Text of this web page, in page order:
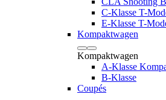
C-Klasse T-
E-Klasse T-
Kompaktwagen
Kompaktwagen
A-Klasse
B-Klasse
Coupés